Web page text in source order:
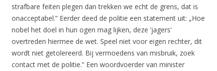
strafbare feiten plegen dan trekken we echt de grens, dat is
onacceptabel.” Eerder deed de politie een statement uit: „Hoe
nobel het doel in hun ogen mag lijken, deze ’jagers’
overtreden hiermee de wet. Speel niet voor eigen rechter, dit
wordt niet getolereerd. Bij vermoedens van misbruik, zoek
contact met de politie.” Een woordvoerder van minister